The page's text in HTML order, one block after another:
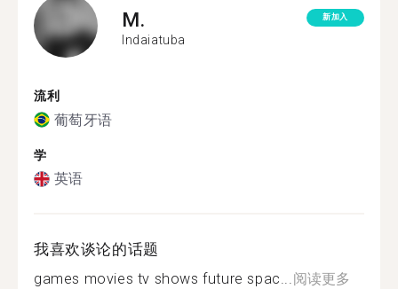
M.
Indaiatuba
新加入
流利
葡萄牙语
学
英语
我喜欢谈论的话题
games movies tv shows future spac...阅读更多